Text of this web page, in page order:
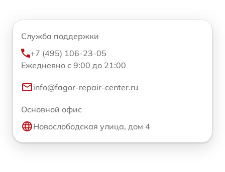
Служба поддержки
+7 (495) 106-23-05
Ежедневно с 9:00 до 21:00
info@fagor-repair-center.ru
Основной офис
Новослободская улица, дом 4